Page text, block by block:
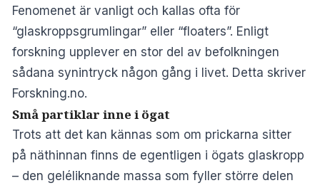
Fenomenet är vanligt och kallas ofta för
“glaskroppsgrumlingar” eller “floaters”. Enligt
forskning upplever en stor del av befolkningen
sådana synintryck någon gång i livet. Detta skriver
Forskning.no.
Små partiklar inne i ögat
Trots att det kan kännas som om prickarna sitter
på näthinnan finns de egentligen i ögats glaskropp
– den geléliknande massa som fyller större delen